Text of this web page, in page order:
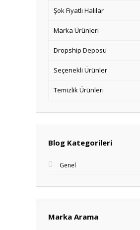
Şok Fiyatlı Halılar
Marka Ürünleri
Dropship Deposu
Seçenekli Ürünler
Temizlik Ürünleri
Blog Kategorileri
Genel
Marka Arama